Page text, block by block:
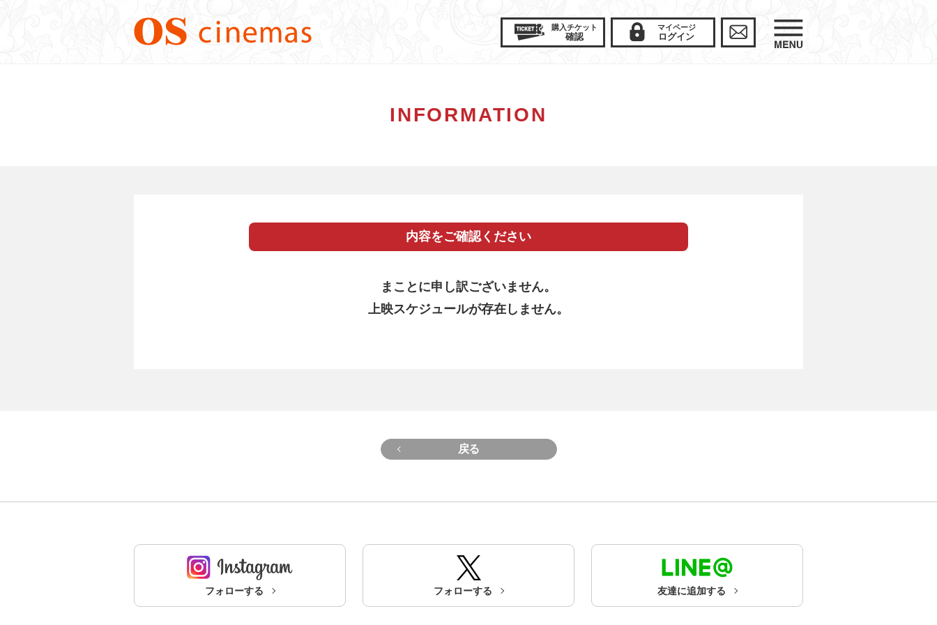
購入チケット
確認
マイページ
ログイン
INFORMATION
内容をご確認ください
まことに申し訳ございません。
上映スケジュールが存在しません。
戻る
フォローする フォローする 友達に追加する